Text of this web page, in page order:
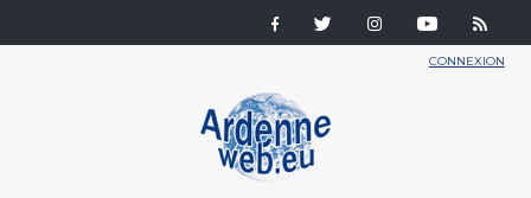
CONNEXION